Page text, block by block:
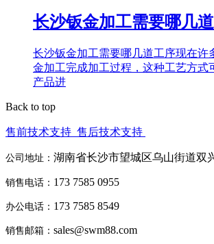
长沙钣金加工需要哪几
长沙钣金加工需要哪几道工序现在许
金加工完成加工过程，这种工艺方式
产品进
Back to top
售前技术支持 售后技术支持
公司地址： 湖南省长沙市望城区乌山街道双
销售电话： 173 7585 0955
办公电话： 173 7585 8549
销售邮箱： sales@swm88.com